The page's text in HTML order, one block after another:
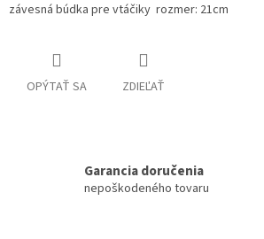
závesná búdka pre vtáčiky rozmer: 21cm
OPÝTAŤ SA ZDIEĽAŤ
Garancia doručenia
nepoškodeného tovaru